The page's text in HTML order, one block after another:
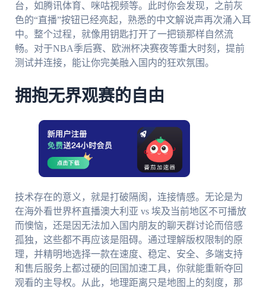
台，如腾讯体育、咪咕视频等。此时你会发现，之前灰
色的“直播”按钮已经亮起，熟悉的中文解说声再次涌入耳
中。整个过程，就像用钥匙打开了一把锁那样自然流
畅。对于NBA季后赛、欧洲杯决赛夜等重大时刻，提前
测试并连接，能让你完美融入国内的狂欢氛围。
拥抱无界观赛的自由
技术存在的意义，就是打破隔阂，连接情感。无论是为
在海外看世界杯直播澳大利亚 vs 埃及当前地区不可播放
而懊恼，还是因无法加入国内朋友的聊天群讨论而倍感
孤独，这些都不再应该是阻碍。通过理解版权限制的原
理，并精明地选择一款在速度、稳定、安全、多端支持
和售后服务上都过硬的回国加速工具，你就能重新夺回
观看的主导权。从此，地理距离只是地图上的刻度，那